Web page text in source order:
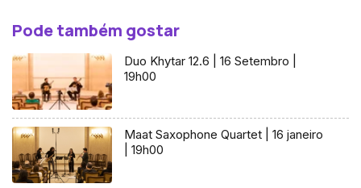
Pode também gostar
Duo Khytar 12.6 | 16 Setembro |
19h00
Maat Saxophone Quartet | 16 janeiro
| 19h00